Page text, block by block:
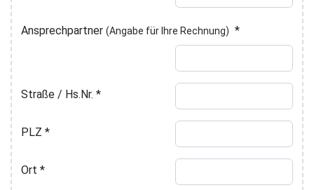
Ansprechpartner (Angabe für Ihre Rechnung) *
Straße / Hs.Nr. *
PLZ *
Ort *